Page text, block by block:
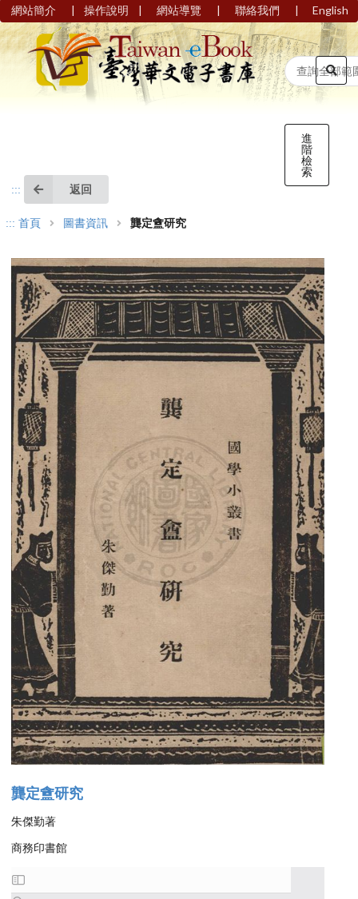
網站簡介 | 操作說明 | 網站導覽 | 聯絡我們 | English
進
階
檢
索
::: 返回
::: 首頁 圖書資訊 龔定盦研究
龔定盦研究
朱傑勤著
商務印書館